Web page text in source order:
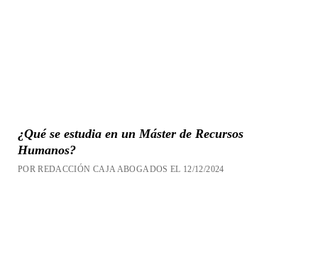
¿Qué se estudia en un Máster de Recursos
Humanos?
POR REDACCIÓN CAJA ABOGADOS EL 12/12/2024